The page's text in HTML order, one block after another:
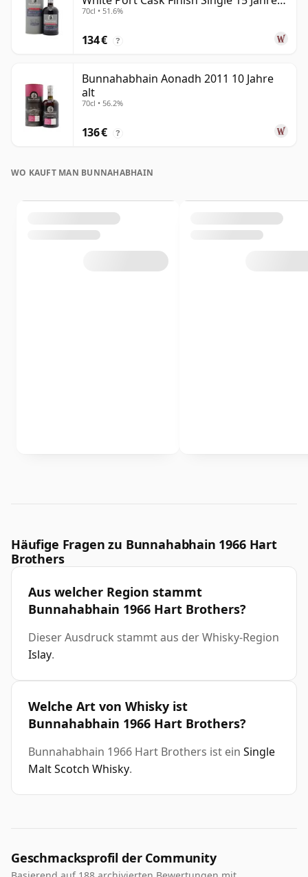
alt
70cl • 51.6%
134 € ?
Bunnahabhain Aonadh 2011 10 Jahre
alt
70cl • 56.2%
136 € ?
WO KAUFT MAN BUNNAHABHAIN
Häufige Fragen zu Bunnahabhain 1966 Hart
Brothers
Aus welcher Region stammt
Bunnahabhain 1966 Hart Brothers?
Dieser Ausdruck stammt aus der Whisky-Region
Islay.
Welche Art von Whisky ist
Bunnahabhain 1966 Hart Brothers?
Bunnahabhain 1966 Hart Brothers ist ein Single
Malt Scotch Whisky.
Geschmacksprofil der Community